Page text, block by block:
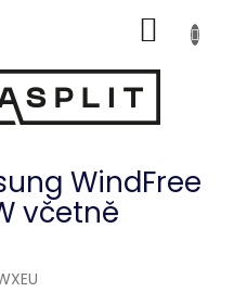
KOŠÍK
WindFree
včetně